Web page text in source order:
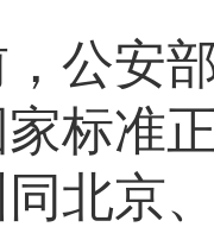
安部
标准
北京